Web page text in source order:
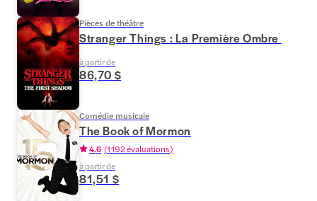
Pièces de théâtre
Stranger Things : La Première Ombre
à partir de
86,70 $
Comédie musicale
The Book of Mormon
4.6 (1 192 évaluations)
à partir de
81,51 $